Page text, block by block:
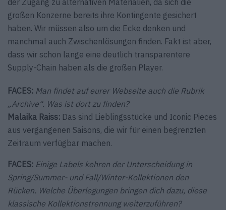
der Zugang zu alternativen Materialien, da sich die
großen Konzerne bereits ihre Kontingente gesichert
haben. Wir müssen also um die Ecke denken und
manchmal auch Zwischenlösungen finden. Fakt ist aber,
dass wir schon lange eine deutlich transparentere
Supply-Chain haben als die großen Player.
FACES: Man findet auf eurer Webseite auch die Rubrik
„Archive“. Was ist dort zu finden?
Malaika Raiss: Das sind Lieblingsstücke und Iconic Pieces
aus vergangenen Saisons, die wir für einen begrenzten
Zeitraum verfügbar machen.
FACES: Einige Labels kehren der Unterscheidung in
Spring/Summer- und Fall/Winter-Kollektionen den
Rücken. Welche Überlegungen bringen dich dazu, diese
klassische Kollektionstrennung weiterzuführen?